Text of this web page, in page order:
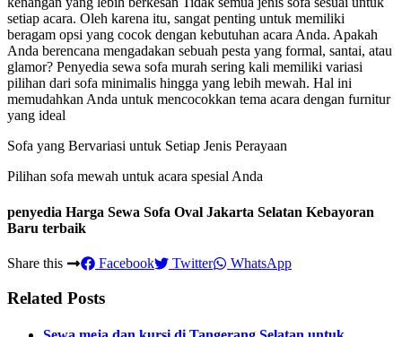
setiap acara. Oleh karena itu, sangat penting untuk memiliki
beragam opsi yang cocok dengan kebutuhan acara Anda. Apakah
Anda berencana mengadakan sebuah pesta yang formal, santai, atau
glamor? Penyedia sewa sofa murah sering kali memiliki variasi
pilihan dari sofa minimalis hingga yang lebih mewah. Hal ini
memudahkan Anda untuk mencocokkan tema acara dengan furnitur
yang ideal
Sofa yang Bervariasi untuk Setiap Jenis Perayaan
Pilihan sofa mewah untuk acara spesial Anda
penyedia Harga Sewa Sofa Oval Jakarta Selatan Kebayoran
Baru terbaik
Share this Facebook Twitter WhatsApp
Related Posts